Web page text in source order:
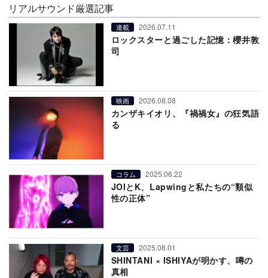
リアルサウンド厳選記事
連載 2026.07.11
ロックスターと過ごした記憶：櫻井敦
司
映画 2026.08.08
カンザキイオリ、『禍禍女』の狂気語
る
コラム 2025.06.22
JOIとK、Lapwingと私たちの“類似
性の正体”
文芸 2025.08.01
SHINTANI × ISHIYAが明かす、噂の
真相